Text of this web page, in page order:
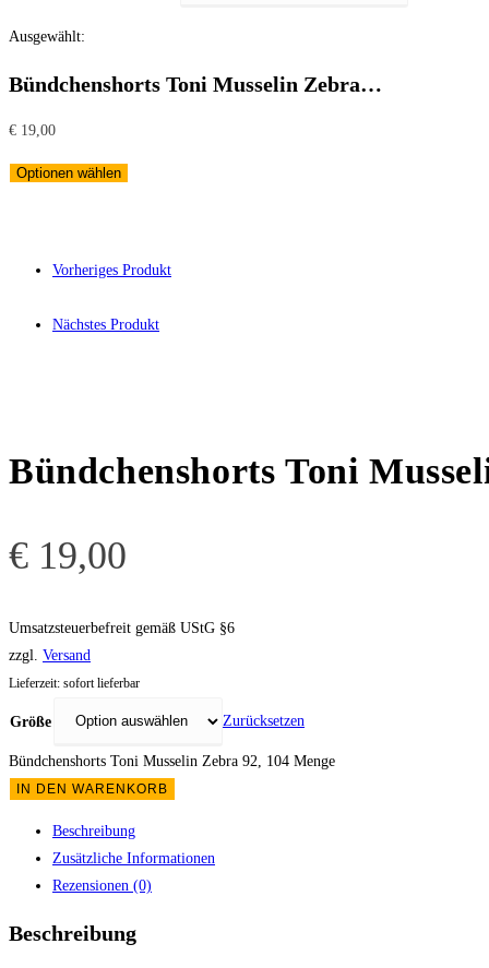
Ausgewählt:
Bündchenshorts Toni Musselin Zebra…
€ 19,00
Optionen wählen
Vorheriges Produkt
Nächstes Produkt
Bündchenshorts Toni
€ 19,00
Umsatzsteuerbefreit gemäß UStG §6
zzgl. Versand
Lieferzeit: sofort lieferbar
Größe Zurücksetzen
Bündchenshorts Toni Musselin Zebra 92, 104 Menge
IN DEN WARENKORB
Beschreibung
Zusätzliche Informationen
Rezensionen (0)
Beschreibung